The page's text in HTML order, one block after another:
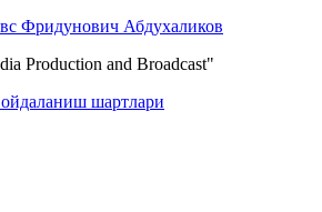
Фридунович Абдухаликов
Production and Broadcast"
шартлари